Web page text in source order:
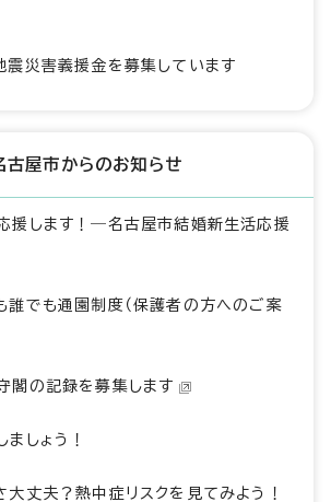
災害義援金を募集しています
古屋市からのお知らせ
援します！―名古屋市結婚新生活応援
誰でも通園制度（保護者の方へのご案
閣の記録を募集します
しょう！
大丈夫？熱中症リスクを見てみよう！